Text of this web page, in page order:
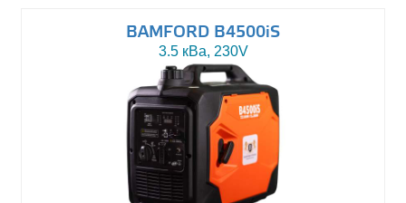
BAMFORD B4500iS
3.5 кВа, 230V